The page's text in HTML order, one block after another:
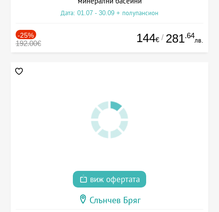
Дата: 01.07 - 30.09 + полупансион
-25%
192.00€ 144€ / 281.64
лв.
виж офертата
Слънчев Бряг